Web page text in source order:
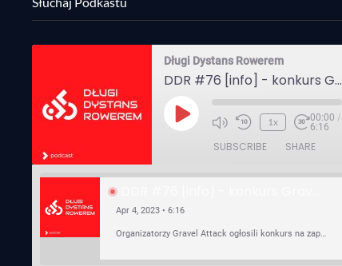
Długi Dystans Rowerem
DDR #76 [info] - konkurs Gravel Attack, Varmia Gravel, Bike Expo, Inspire India Ultra Race
Play
1x 00:00 /
6:16
SUBSCRIBE SHARE
Apr 4, 2023 • 6:16
Organizatorzy Gravel Attack ogłosili konkurs na zaprojektowanie koszulki. Varmia Gravel 2023 przypomina o możliwości podzielenia opłaty startowej na dwie raty 50/50 – na zero procent! …